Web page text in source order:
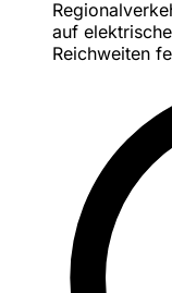
auf
Reichweiten